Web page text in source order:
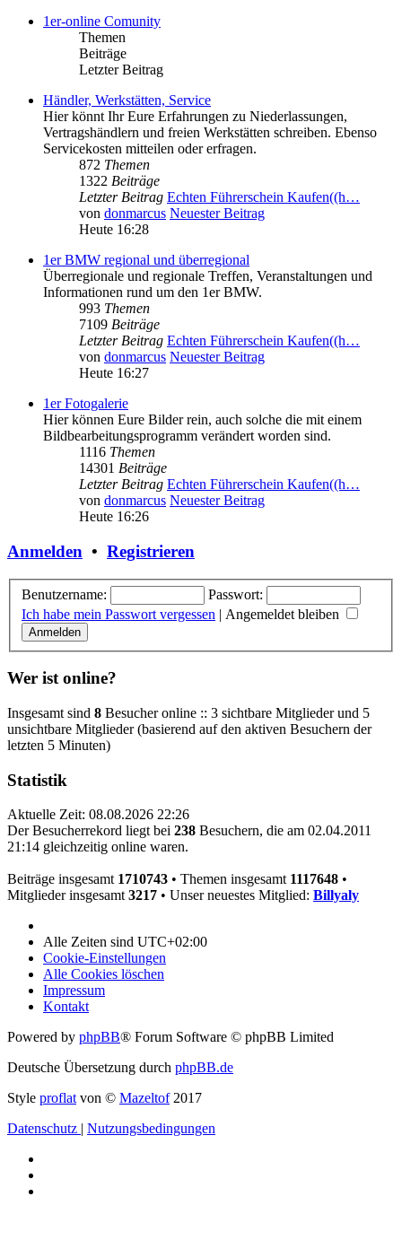
1er-online Comunity
Themen
Beiträge
Letzter Beitrag
Händler, Werkstätten, Service
Hier könnt Ihr Eure Erfahrungen zu Niederlassungen,
Vertragshändlern und freien Werkstätten schreiben. Ebenso
Servicekosten mitteilen oder erfragen.
872 Themen
1322 Beiträge
Letzter Beitrag Echten Führerschein Kaufen((h…
von donmarcus Neuester Beitrag
Heute 16:28
1er BMW regional und überregional
Überregionale und regionale Treffen, Veranstaltungen und
Informationen rund um den 1er BMW.
993 Themen
7109 Beiträge
Letzter Beitrag Echten Führerschein Kaufen((h…
von donmarcus Neuester Beitrag
Heute 16:27
1er Fotogalerie
Hier können Eure Bilder rein, auch solche die mit einem
Bildbearbeitungsprogramm verändert worden sind.
1116 Themen
14301 Beiträge
Letzter Beitrag Echten Führerschein Kaufen((h…
von donmarcus Neuester Beitrag
Heute 16:26
Anmelden • Registrieren
Benutzername:
Passwort:
Ich habe mein Passwort vergessen | Angemeldet bleiben
Wer ist online?
Insgesamt sind 8 Besucher online :: 3 sichtbare Mitglieder und 5
unsichtbare Mitglieder (basierend auf den aktiven Besuchern der
letzten 5 Minuten)
Statistik
Aktuelle Zeit: 08.08.2026 22:26
Der Besucherrekord liegt bei 238 Besuchern, die am 02.04.2011
21:14 gleichzeitig online waren.
Beiträge insgesamt 1710743 • Themen insgesamt 1117648 •
Mitglieder insgesamt 3217 • Unser neuestes Mitglied: Billyaly
Alle Zeiten sind UTC+02:00
Cookie-Einstellungen
Alle Cookies löschen
Impressum
Kontakt
Powered by phpBB® Forum Software © phpBB Limited
Deutsche Übersetzung durch phpBB.de
Style proflat von © Mazeltof2017
Datenschutz | Nutzungsbedingungen